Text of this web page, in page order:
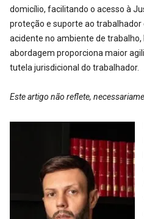
domicílio, facilitando o acesso à
proteção e suporte ao
acidente no ambiente de trabalho,
abordagem proporciona maior
tutela jurisdicional do trabalhador.
Este artigo não reflete,